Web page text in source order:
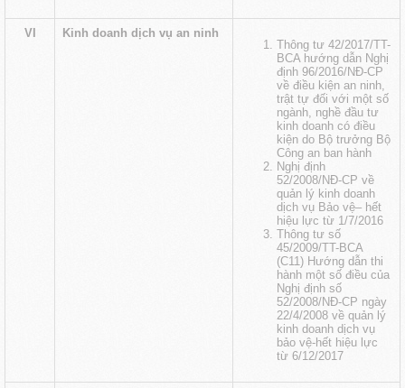
VI
Kinh doanh dịch vụ an ninh
Thông tư 42/2017/TT-
BCA hướng dẫn Nghị
định 96/2016/NĐ-CP
về điều kiện an ninh,
trật tự đối với một số
ngành, nghề đầu tư
kinh doanh có điều
kiện do Bộ trưởng Bộ
Công an ban hành
Nghị định
52/2008/NĐ-CP về
quản lý kinh doanh
dịch vụ Bảo vệ– hết
hiệu lực từ 1/7/2016
Thông tư số
45/2009/TT-BCA
(C11) Hướng dẫn thi
hành một số điều của
Nghị định số
52/2008/NĐ-CP ngày
22/4/2008 về quản lý
kinh doanh dịch vụ
bảo vệ-hết hiệu lực
từ 6/12/2017